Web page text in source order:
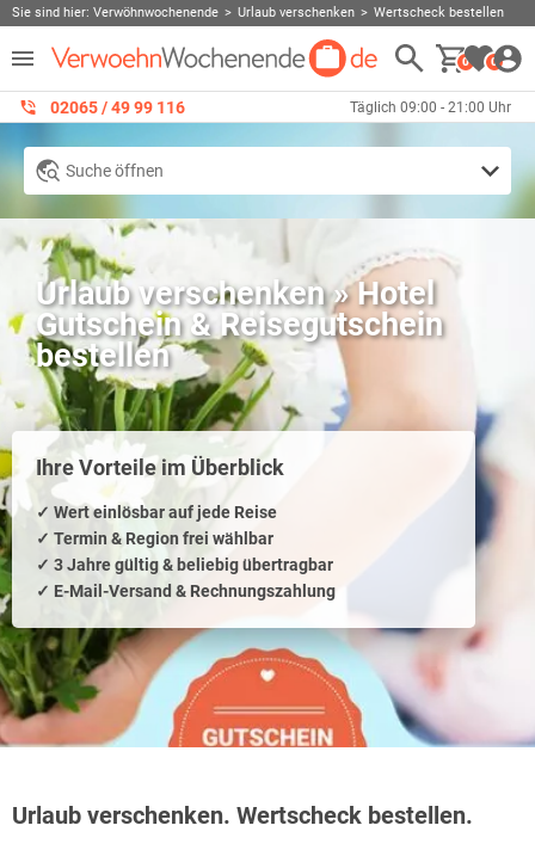
Sie sind hier: Verwöhnwochenende Urlaub verschenken Wertscheck bestellen
0 0
02065 / 49 ‌99 116 Täglich 09:00 - 21:00 Uhr
Suche öffnen
Urlaub verschenken » Hotel
Gutschein & Reisegutschein
bestellen
Ihre Vorteile im Überblick
‭✓ Wert einlösbar auf jede Reise
‭✓ Termin & Region frei wählbar
‭✓ 3 Jahre gültig & beliebig übertragbar
‭✓ E-Mail-Versand & Rechnungszahlung
Urlaub verschenken. Wertscheck bestellen.